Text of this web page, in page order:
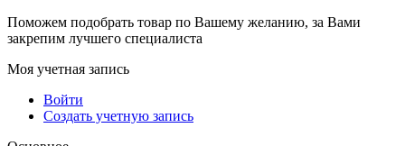
Поможем подобрать товар по Вашему желанию, за Вами
закрепим лучшего специалиста
Моя учетная запись
Войти
Создать учетную запись